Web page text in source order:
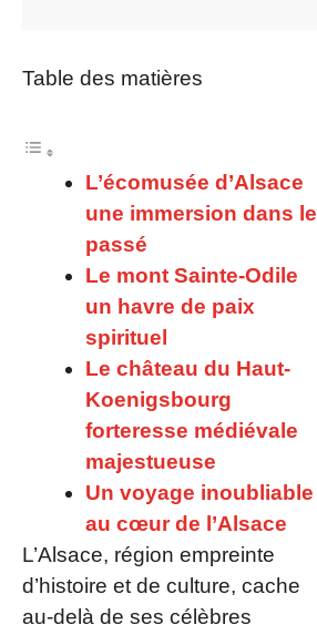
Table des matières
L’écomusée d’Alsace
une immersion dans le
passé
Le mont Sainte-Odile
un havre de paix
spirituel
Le château du Haut-
Koenigsbourg
forteresse médiévale
majestueuse
Un voyage inoubliable
au cœur de l’Alsace
L’Alsace, région empreinte
d’histoire et de culture, cache
au-delà de ses célèbres